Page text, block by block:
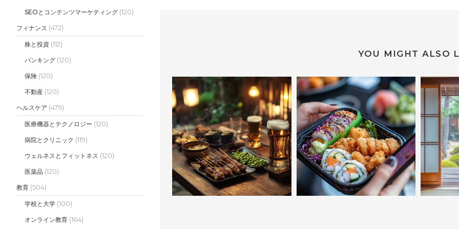
SEOとコンテンツマーケティング (120)
フィナンス (472)
株と投資 (112)
バンキング (120)
保険 (120)
不動産 (120)
ヘルスケア (479)
医療機器とテクノロジー (120)
病院とクリニック (119)
ウェルネスとフィットネス (120)
医薬品 (120)
教育 (504)
学校と大学 (100)
オンライン教育 (164)
YOU MIGHT ALSO